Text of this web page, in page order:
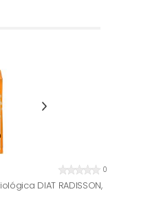
0
DIAT RADISSON,